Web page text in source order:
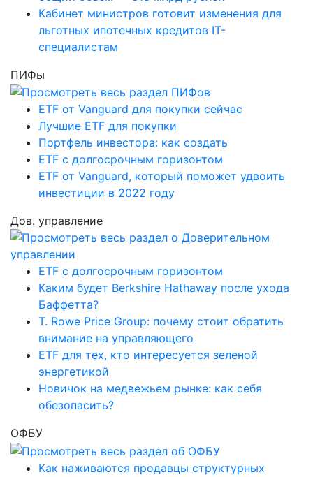
Кабинет министров готовит изменения для
льготных ипотечных кредитов IT-
специалистам
ПИФы
ETF от Vanguard для покупки сейчас
Лучшие ETF для покупки
Портфель инвестора: как создать
ETF с долгосрочным горизонтом
ETF от Vanguard, который поможет удвоить
инвестиции в 2022 году
Дов. управление
ETF с долгосрочным горизонтом
Каким будет Berkshire Hathaway после ухода
Баффетта?
T. Rowe Price Group: почему стоит обратить
внимание на управляющего
ETF для тех, кто интересуется зеленой
энергетикой
Новичок на медвежьем рынке: как себя
обезопасить?
ОФБУ
Как наживаются продавцы структурных